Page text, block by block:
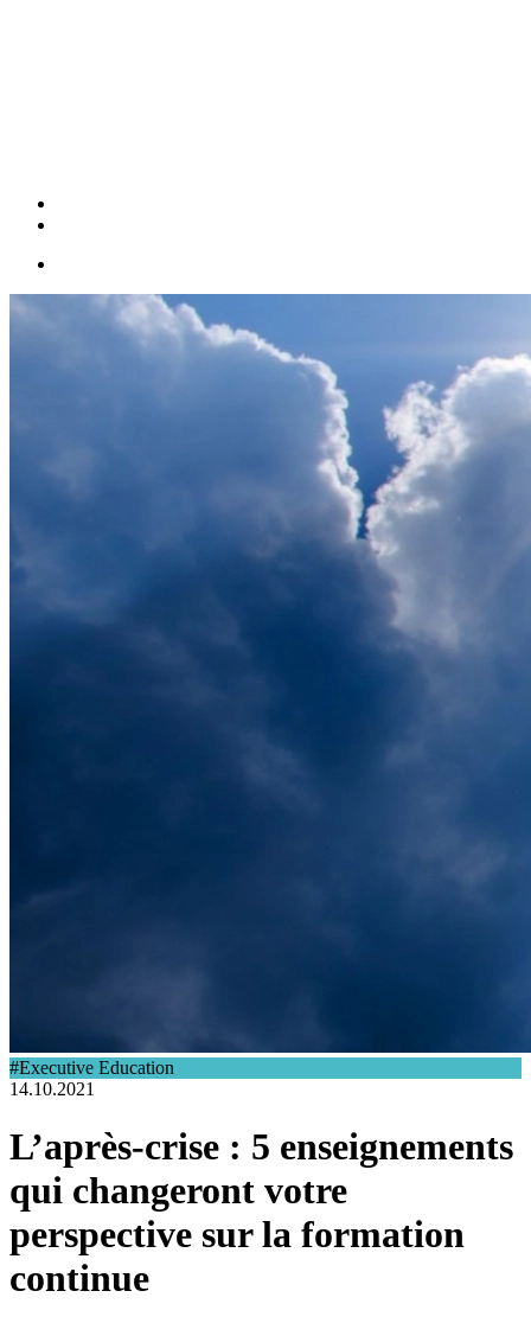
#Executive Education
14.10.2021
L’après-crise : 5 enseignements
qui changeront votre
perspective sur la formation
continue